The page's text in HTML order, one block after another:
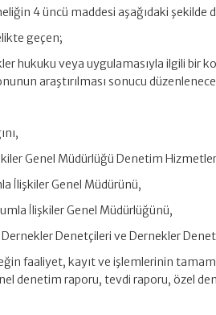
4 üncü maddesi aşağıdaki şekilde
geçen;
hukuku veya uygulamasıyla ilgili bir
araştırılması sonucu
Genel Müdürlüğü Denetim
İlişkiler Genel Müdürünü,
İlişkiler Genel Müdürlüğünü,
Denetçileri ve Dernekler
faaliyet, kayıt ve işlemlerinin
denetim raporu, tevdi raporu, özel